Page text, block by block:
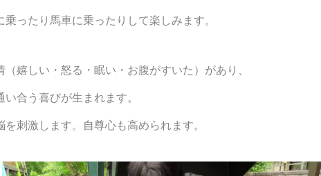
ったり馬車に乗ったりして楽しみます。
嬉しい・怒る・眠い・お腹がすいた）があり、
合う喜びが生まれます。
刺激します。自尊心も高められます。